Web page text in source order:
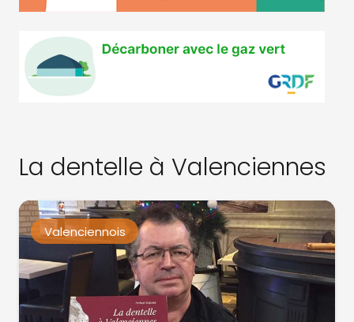
La dentelle à Valenciennes
Valenciennois